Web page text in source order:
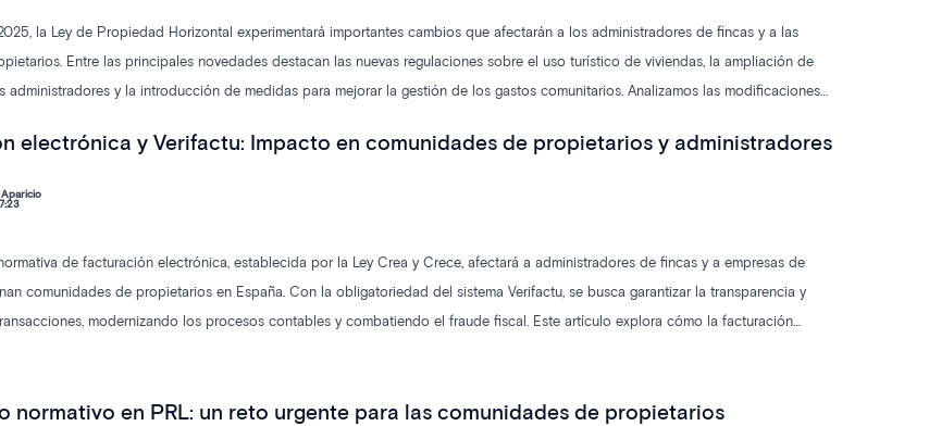
la Ley de Propiedad Horizontal experimentará importantes cambios que afectarán a los administradores de fincas y a las
Entre las principales novedades destacan las nuevas regulaciones sobre el uso turístico de viviendas, la ampliación de
administradores y la introducción de medidas para mejorar la gestión de los gastos comunitarios. Analizamos las modificaciones
electrónica y Verifactu: Impacto en comunidades de propietarios y administradores
de facturación electrónica, establecida por la Ley Crea y Crece, afectará a administradores de fincas y a empresas de
comunidades de propietarios en España. Con la obligatoriedad del sistema Verifactu, se busca garantizar la transparencia y
modernizando los procesos contables y combatiendo el fraude fiscal. Este artículo explora cómo la facturación
normativo en PRL: un reto urgente para las comunidades de propietarios